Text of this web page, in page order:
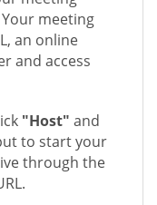
meeting
an online
and access
"Host" and
to start your
through the